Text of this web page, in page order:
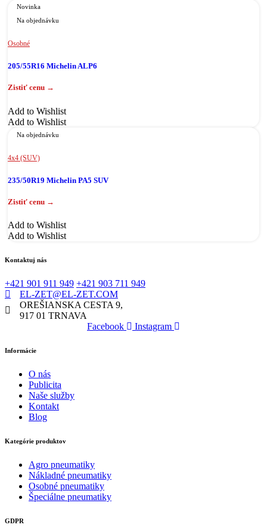
Novinka
Na objednávku
Osobné
205/55R16 Michelin ALP6
Add to Wishlist
Add to Wishlist
Na objednávku
4x4 (SUV)
235/50R19 Michelin PA5 SUV
Add to Wishlist
Add to Wishlist
Kontaktuj nás
+421 901 911 949 +421 903 711 949
EL-ZET@EL-ZET.COM
OREŠIANSKA CESTA 9,
917 01 TRNAVA
Facebook
Instagram
Informácie
O nás
Publicita
Naše služby
Kontakt
Blog
Kategórie produktov
Agro pneumatiky
Nákladné pneumatiky
Osobné pneumatiky
Špeciálne pneumatiky
GDPR